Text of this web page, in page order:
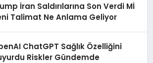
İran Saldırılarına Son Verdi Mİ
Talimat Ne Anlama Geliyor
ChatGPT Sağlık Özelliğini
Riskler Gündemde